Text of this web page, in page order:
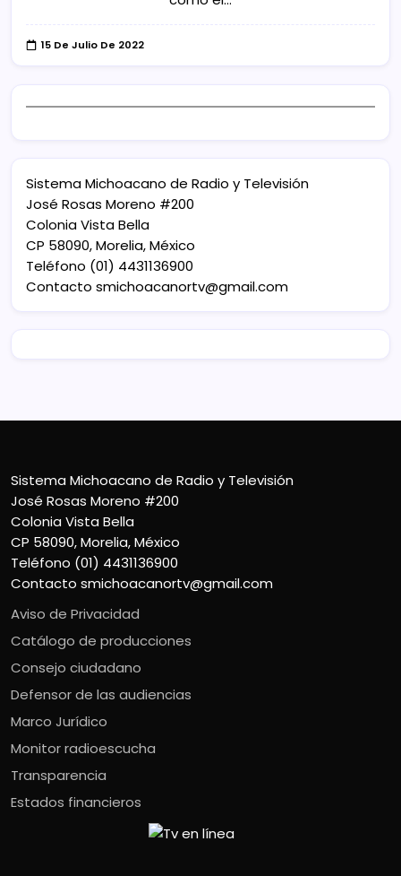
15 De Julio De 2022
Sistema Michoacano de Radio y Televisión
José Rosas Moreno #200
Colonia Vista Bella
CP 58090, Morelia, México
Teléfono (01) 4431136900
Contacto smichoacanortv@gmail.com
Sistema Michoacano de Radio y Televisión
José Rosas Moreno #200
Colonia Vista Bella
CP 58090, Morelia, México
Teléfono (01) 4431136900
Contacto smichoacanortv@gmail.com
Aviso de Privacidad
Catálogo de producciones
Consejo ciudadano
Defensor de las audiencias
Marco Jurídico
Monitor radioescucha
Transparencia
Estados financieros